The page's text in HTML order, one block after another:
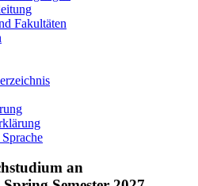
Fakultäten
an